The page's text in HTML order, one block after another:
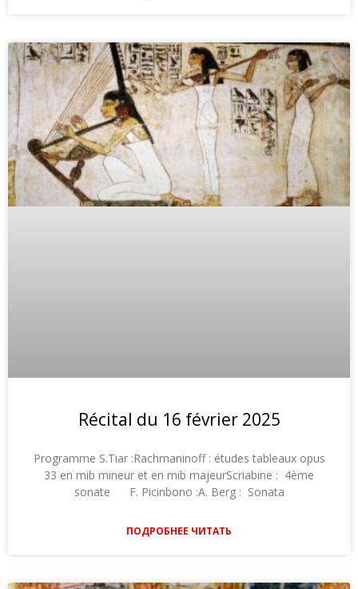
Récital du 16 février 2025
Programme S.Tiar :Rachmaninoff : études tableaux opus
33 en mib mineur et en mib majeurScriabine : 4ème
sonate F. Picinbono :A. Berg : Sonata
ПОДРОБНЕЕ ЧИТАТЬ